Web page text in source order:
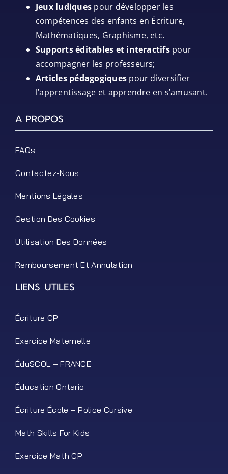
Jeux ludiques pour développer les
compétences des enfants en Écriture,
Mathématiques, Graphisme, etc.
Supports éditables et interactifspour
accompagner les professeurs;
Articles pédagogiques pour diversifier
l’apprentissage et apprendre en s’amusant.
A PROPOS
FAQs
Contactez-Nous
Mentions Légales
Gestion Des Cookies
Utilisation Des Données
Remboursement Et Annulation
LIENS UTILES
Écriture CP
Exercice Maternelle
ÉduSCOL – FRANCE
Éducation Ontario
Écriture École – Police Cursive
Math Skills For Kids
Exercice Math CP